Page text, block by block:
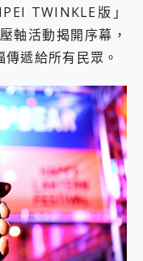
TWINKLE版」
軸活動揭開序幕，
遞給所有民眾。